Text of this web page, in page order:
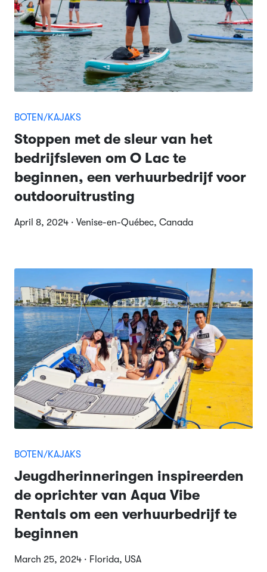
BOTEN/KAJAKS
Stoppen met de sleur van het
bedrijfsleven om O Lac te
beginnen, een verhuurbedrijf voor
outdooruitrusting
April 8, 2024 · Venise-en-Québec, Canada
BOTEN/KAJAKS
Jeugdherinneringen inspireerden
de oprichter van Aqua Vibe
Rentals om een verhuurbedrijf te
beginnen
March 25, 2024 · Florida, USA